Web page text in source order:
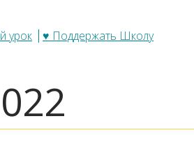
урок ♥ Поддержать Школу